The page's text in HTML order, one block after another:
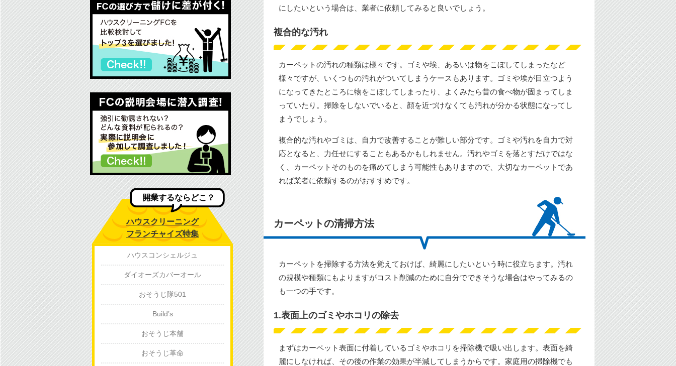
にしたいという場合は、業者に依頼してみると良いでしょう。
複合的な汚れ
カーペットの汚れの種類は様々です。ゴミや埃、あるいは物をこぼしてしまったなど
様々ですが、いくつもの汚れがついてしまうケースもあります。ゴミや埃が目立つよう
になってきたところに物をこぼしてしまったり、よくみたら昔の食べ物が固まってしま
っていたり。掃除をしないでいると、顔を近づけなくても汚れが分かる状態になってし
まうでしょう。
複合的な汚れやゴミは、自力で改善することが難しい部分です。ゴミや汚れを自力で対
応となると、力任せにすることもあるかもしれません。汚れやゴミを落とすだけではな
く、カーペットそのものを痛めてしまう可能性もありますので、大切なカーペットであ
れば業者に依頼するのがおすすめです。
カーペットの清掃方法
カーペットを掃除する方法を覚えておけば、綺麗にしたいという時に役立ちます。汚れ
の規模や種類にもよりますがコスト削減のために自分でできそうな場合はやってみるの
も一つの手です。
1.表面上のゴミやホコリの除去
まずはカーペット表面に付着しているゴミやホコリを掃除機で吸い出します。表面を綺
麗にしなければ、その後の作業の効果が半減してしまうからです。家庭用の掃除機でも
開業するならどこ？
ハウスクリーニング
フランチャイズ特集
ハウスコンシェルジュ
ダイオーズカバーオール
おそうじ隊501
Build’s
おそうじ本舗
おそうじ革命